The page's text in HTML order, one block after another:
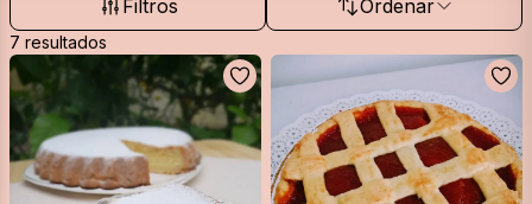
Filtros Ordenar
7 resultados